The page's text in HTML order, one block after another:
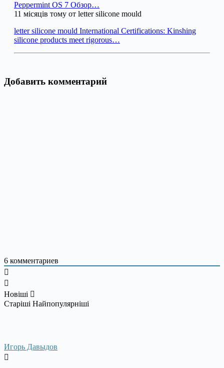
Peppermint OS 7 Обзор…
11 місяців тому от letter silicone mould
letter silicone mould International Certifications: Kinshing
silicone products meet rigorous…
Добавить комментарий
6 комментариев
Новіші
Старіші Найпопулярніші
Игорь Давыдов